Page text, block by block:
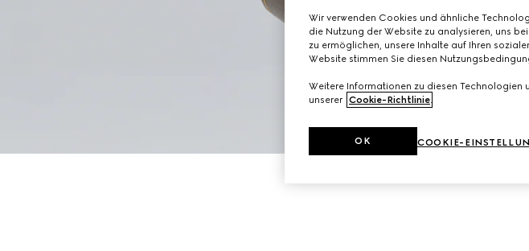
Wir verwenden Cookies und ähnliche
die Nutzung der Website zu analysieren, uns
zu ermöglichen, unsere Inhalte auf Ihren
Website stimmen Sie diesen
Weitere Informationen zu diesen Technologien
unserer Cookie-Richtlinie.
COOKIE-
OK